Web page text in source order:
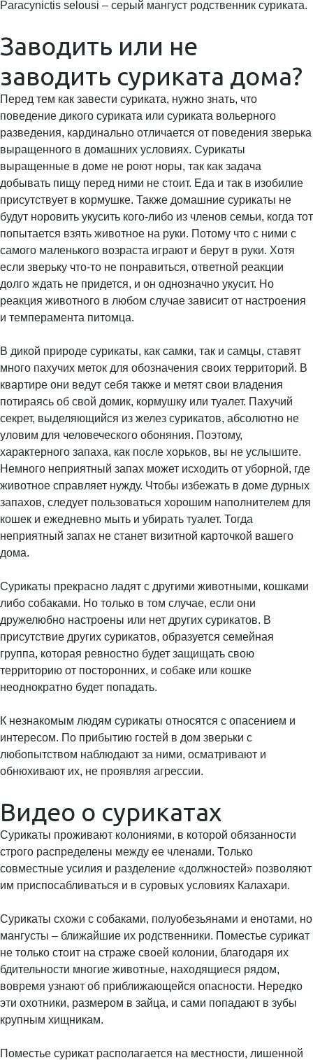
Paracynictis selousi – серый мангуст родственник суриката.
Заводить или не
заводить суриката дома?
Перед тем как завести суриката, нужно знать, что
поведение дикого суриката или суриката вольерного
разведения, кардинально отличается от поведения зверька
выращенного в домашних условиях. Сурикаты
выращенные в доме не роют норы, так как задача
добывать пищу перед ними не стоит. Еда и так в изобилие
присутствует в кормушке. Также домашние сурикаты не
будут норовить укусить кого-либо из членов семьи, когда тот
попытается взять животное на руки. Потому что с ними с
самого маленького возраста играют и берут в руки. Хотя
если зверьку что-то не понравиться, ответной реакции
долго ждать не придется, и он однозначно укусит. Но
реакция животного в любом случае зависит от настроения
и темперамента питомца.
В дикой природе сурикаты, как самки, так и самцы, ставят
много пахучих меток для обозначения своих территорий. В
квартире они ведут себя также и метят свои владения
потираясь об свой домик, кормушку или туалет. Пахучий
секрет, выделяющийся из желез сурикатов, абсолютно не
уловим для человеческого обоняния. Поэтому,
характерного запаха, как после хорьков, вы не услышите.
Немного неприятный запах может исходить от уборной, где
животное справляет нужду. Чтобы избежать в доме дурных
запахов, следует пользоваться хорошим наполнителем для
кошек и ежедневно мыть и убирать туалет. Тогда
неприятный запах не станет визитной карточкой вашего
дома.
Сурикаты прекрасно ладят с другими животными, кошками
либо собаками. Но только в том случае, если они
дружелюбно настроены или нет других сурикатов. В
присутствие других сурикатов, образуется семейная
группа, которая ревностно будет защищать свою
территорию от посторонних, и собаке или кошке
неоднократно будет попадать.
К незнакомым людям сурикаты относятся с опасением и
интересом. По прибытию гостей в дом зверьки с
любопытством наблюдают за ними, осматривают и
обнюхивают их, не проявляя агрессии.
Видео о сурикатах
Сурикаты проживают колониями, в которой обязанности
строго распределены между ее членами. Только
совместные усилия и разделение «должностей» позволяют
им приспосабливаться и в суровых условиях Калахари.
Сурикаты схожи с собаками, полуобезьянами и енотами, но
мангусты – ближайшие их родственники. Поместье сурикат
не только стоит на страже своей колонии, благодаря их
бдительности многие животные, находящиеся рядом,
вовремя узнают об приближающейся опасности. Нередко
эти охотники, размером в зайца, и сами попадают в зубы
крупным хищникам.
Поместье сурикат располагается на местности, лишенной